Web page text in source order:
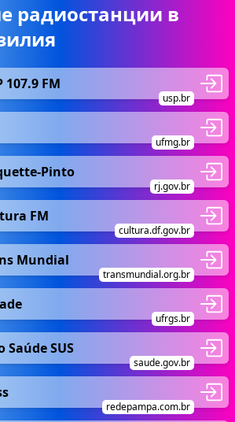
радиостанции в
107.9 FM
usp.br
ufmg.br
Pinto
rj.gov.br
FM
cultura.df.gov.br
Mundial
transmundial.org.br
ufrgs.br
Saúde SUS
saude.gov.br
redepampa.com.br